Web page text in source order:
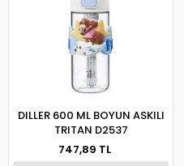
DILLER 600 ML BOYUN ASKILI
TRITAN D2537
747,89 TL